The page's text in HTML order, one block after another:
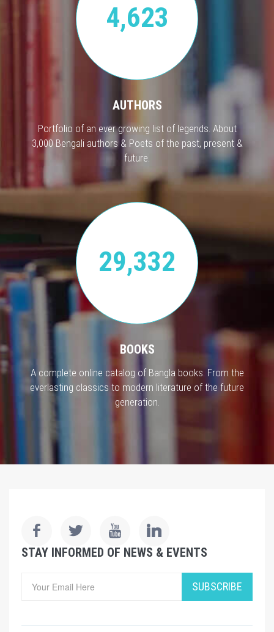
4,623
AUTHORS
Portfolio of an ever growing list of legends. About
3,000 Bengali authors & Poets of the past, present &
future.
29,332
BOOKS
A complete online catalog of Bangla books. From the
everlasting classics to modern literature of the future
generation.
STAY INFORMED OF NEWS & EVENTS
SUBSCRIBE